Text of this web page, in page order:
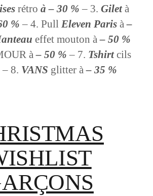
rétroà – 30 %– 3.Giletà
% – 4. Pull Eleven Parisà–
effet mouton à– 50 %
à– 50 % – 7. Tshirtcils
– 8. VANS glitter à– 35 %